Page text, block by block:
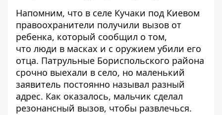
Напомним, что в селе Кучаки под Киевом
правоохранители получили вызов от
ребенка, который сообщил о том,
что люди в масках и с оружием убили его
отца. Патрульные Бориспольского района
срочно выехали в село, но маленький
заявитель постоянно называл разный
адрес. Как оказалось, мальчик сделал
резонансный вызов, чтобы развлечься.